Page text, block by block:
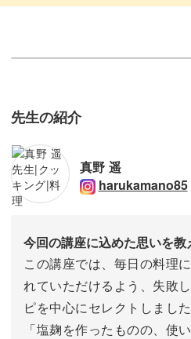
先生の紹介
真野 遥
harukamano85
今回の講座に込めた思いを教
この講座では、毎日の料理
れていただけるよう、失敗
ピを中心にセレクトしました
「塩麹を作ったものの、使